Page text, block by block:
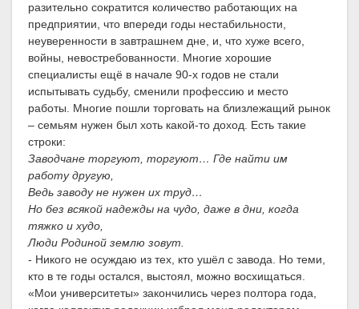
разительно сократится количество работающих на
предприятии, что впереди годы нестабильности,
неуверенности в завтрашнем дне, и, что хуже всего,
войны, невостребованности. Многие хорошие
специалисты ещё в начале 90-х годов не стали
испытывать судьбу, сменили профессию и место
работы. Многие пошли торговать на близлежащий рынок
– семьям нужен был хоть какой-то доход. Есть такие
строки:
Заводчане торгуют, торгуют… Где найти им
работу другую,
Ведь заводу не нужен их труд…
Но без всякой надежды на чудо, даже в дни, когда
тяжко и худо,
Люди Родиной землю зовут.
- Никого не осуждаю из тех, кто ушёл с завода. Но теми,
кто в те годы остался, выстоял, можно восхищаться.
«Мои университеты» закончились через полтора года,